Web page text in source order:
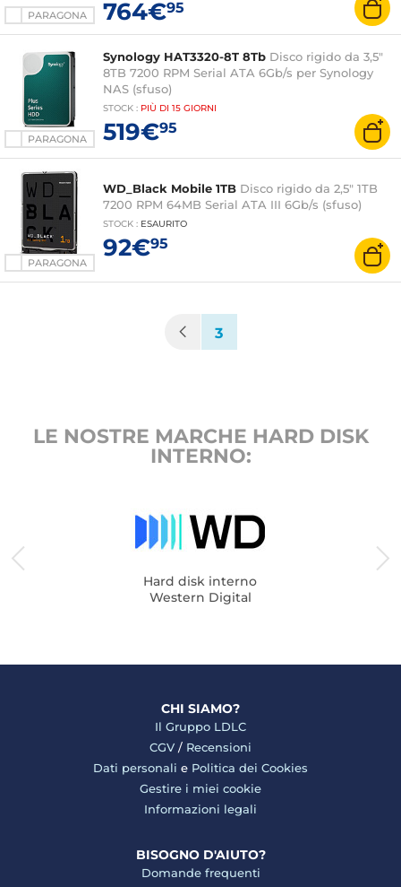
PARAGONA 764€95
PARAGONA
Synology HAT3320-8T 8Tb Disco rigido da 3,5"
8TB 7200 RPM Serial ATA 6Gb/s per Synology
NAS (sfuso)
STOCK : PIÙ DI 15 GIORNI
519€95
PARAGONA
WD_Black Mobile 1TB Disco rigido da 2,5" 1TB
7200 RPM 64MB Serial ATA III 6Gb/s (sfuso)
STOCK : ESAURITO
92€95
3(current)
LE NOSTRE MARCHE HARD DISK
INTERNO:
Hard disk interno
Western Digital
CHI SIAMO?
Il Gruppo LDLC
CGV / Recensioni
Dati personali e Politica dei Cookies
Gestire i miei cookie
Informazioni legali
BISOGNO D'AIUTO?
Domande frequenti